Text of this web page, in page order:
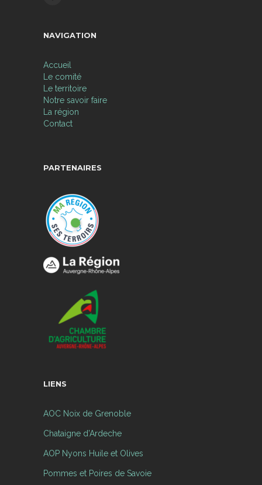
NAVIGATION
Accueil
Le comité
Le territoire
Notre savoir faire
La région
Contact
PARTENAIRES
LIENS
AOC Noix de Grenoble
Chataigne d’Ardeche
AOP Nyons Huile et Olives
Pommes et Poires de Savoie